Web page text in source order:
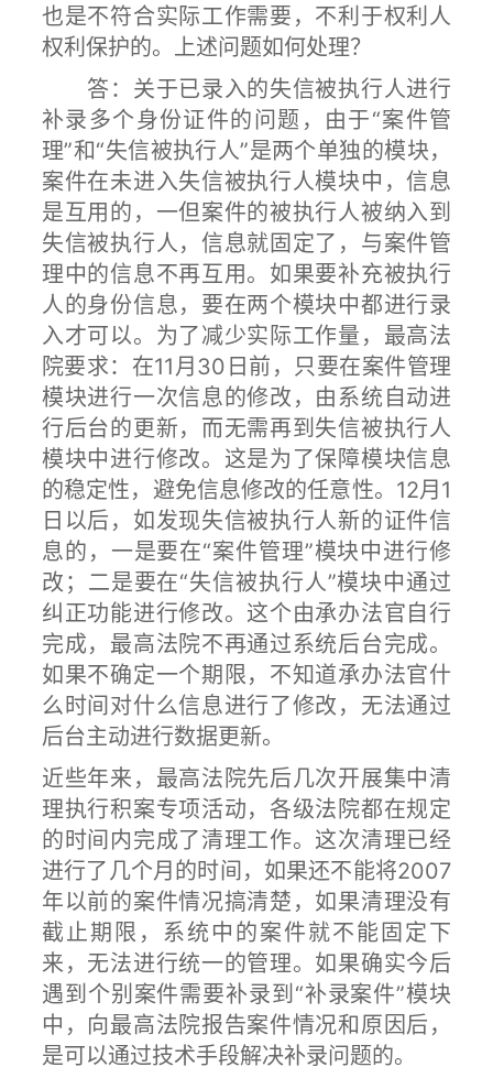
也是不符合实际工作需要，不利于权利人
权利保护的。上述问题如何处理？
答：关于已录入的失信被执行人进行
补录多个身份证件的问题，由于“案件管
理”和“失信被执行人”是两个单独的模块，
案件在未进入失信被执行人模块中，信息
是互用的，一但案件的被执行人被纳入到
失信被执行人，信息就固定了，与案件管
理中的信息不再互用。如果要补充被执行
人的身份信息，要在两个模块中都进行录
入才可以。为了减少实际工作量，最高法
院要求：在11月30日前，只要在案件管理
模块进行一次信息的修改，由系统自动进
行后台的更新，而无需再到失信被执行人
模块中进行修改。这是为了保障模块信息
的稳定性，避免信息修改的任意性。12月1
日以后，如发现失信被执行人新的证件信
息的，一是要在“案件管理”模块中进行修
改；二是要在“失信被执行人”模块中通过
纠正功能进行修改。这个由承办法官自行
完成，最高法院不再通过系统后台完成。
如果不确定一个期限，不知道承办法官什
么时间对什么信息进行了修改，无法通过
后台主动进行数据更新。
近些年来，最高法院先后几次开展集中清
理执行积案专项活动，各级法院都在规定
的时间内完成了清理工作。这次清理已经
进行了几个月的时间，如果还不能将2007
年以前的案件情况搞清楚，如果清理没有
截止期限，系统中的案件就不能固定下
来，无法进行统一的管理。如果确实今后
遇到个别案件需要补录到“补录案件”模块
中，向最高法院报告案件情况和原因后，
是可以通过技术手段解决补录问题的。